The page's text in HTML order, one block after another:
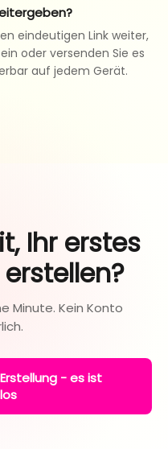
eindeutigen Link weiter,
oder versenden Sie es
auf jedem Gerät.
Ihr erstes
Minute. Kein Konto
- es ist